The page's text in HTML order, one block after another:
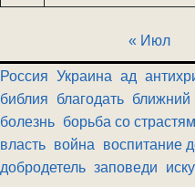
« Июл
Россия Украина ад
библия
благодать ближний
болезнь борьба со
власть война воспитание
добродетель заповеди